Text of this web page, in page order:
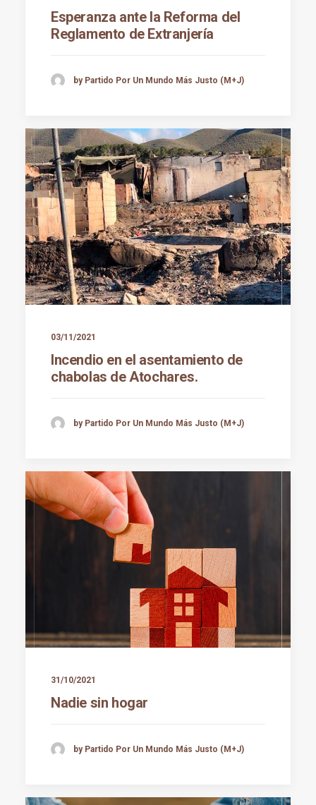
Esperanza ante la Reforma del
Reglamento de Extranjería
by Partido Por Un Mundo Más Justo (M+J)
03/11/2021
Incendio en el asentamiento de
chabolas de Atochares.
by Partido Por Un Mundo Más Justo (M+J)
31/10/2021
Nadie sin hogar
by Partido Por Un Mundo Más Justo (M+J)